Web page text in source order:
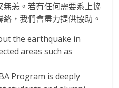
恙。若有任何需要系上協
，我們會盡力提供協助。
the earthquake in
areas such as
Program is deeply